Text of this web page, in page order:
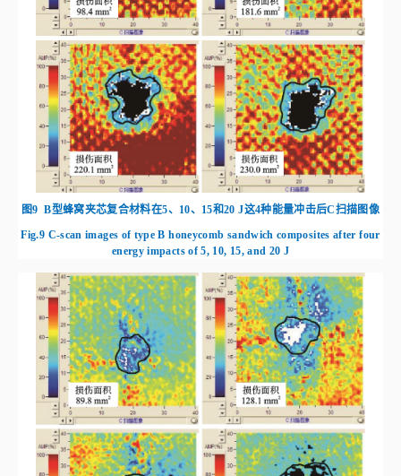
不同冲击能量下的能量吸收-时间曲线对比
Comparison of energy absorption‑time curves under different impact
energies
2.2 冲击损伤形貌
蜂窝夹芯复合材料受低速冲击过程中吸收的能量与试样的损伤程度显
示出很强的相关性。通过超声C扫描技术对受冲击试样进行损伤检测，得到
蜂窝夹芯复合材料的永久凹坑面积，如图8 至 图11所示。如表4所示，试样
的冲击损伤面积随着冲击能量的增加而增加。损伤区域仅略大于冲头直径，
D型板在远离冲击点的周围区域能够检测到损伤，而其余3种结构未检测到
明显损伤，这表明混杂复合材料蜂窝夹芯结构受冲击后损伤不易大面积扩
展。相比之下，纯碳纤维面板的夹芯板受到冲击的损伤面积要远大于混杂面